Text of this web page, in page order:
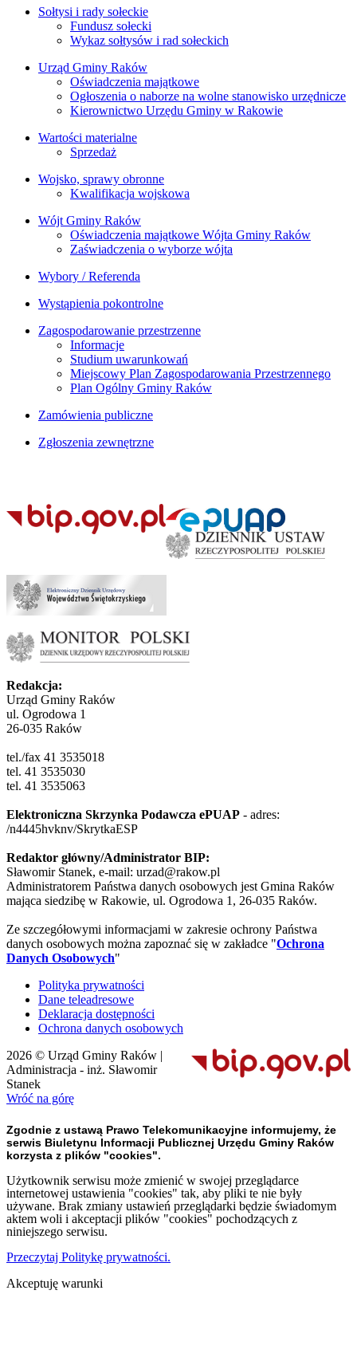
Sołtysi i rady sołeckie
Fundusz sołecki
Wykaz sołtysów i rad sołeckich
Urząd Gminy Raków
Oświadczenia majątkowe
Ogłoszenia o naborze na wolne stanowisko urzędnicze
Kierownictwo Urzędu Gminy w Rakowie
Wartości materialne
Sprzedaż
Wojsko, sprawy obronne
Kwalifikacja wojskowa
Wójt Gminy Raków
Oświadczenia majątkowe Wójta Gminy Raków
Zaświadczenia o wyborze wójta
Wybory / Referenda
Wystąpienia pokontrolne
Zagospodarowanie przestrzenne
Informacje
Studium uwarunkowań
Miejscowy Plan Zagospodarowania Przestrzennego
Plan Ogólny Gminy Raków
Zamówienia publiczne
Zgłoszenia zewnętrzne
Redakcja:
Urząd Gminy Raków
ul. Ogrodowa 1
26-035 Raków
tel./fax 41 3535018
tel. 41 3535030
tel. 41 3535063
Elektroniczna Skrzynka Podawcza ePUAP - adres:
/n4445hvknv/SkrytkaESP
Redaktor główny/Administrator BIP:
Sławomir Stanek, e-mail: urzad@rakow.pl
Administratorem Państwa danych osobowych jest Gmina Raków
mająca siedzibę w Rakowie, ul. Ogrodowa 1, 26-035 Raków.
Ze szczegółowymi informacjami w zakresie ochrony Państwa
danych osobowych można zapoznać się w zakładce "Ochrona
Danych Osobowych"
Polityka prywatności
Dane teleadresowe
Deklaracja dostępności
Ochrona danych osobowych
2026 © Urząd Gminy Raków |
Administracja - inż. Sławomir
Stanek
Wróć na górę
Zgodnie z ustawą Prawo Telekomunikacyjne informujemy, że
serwis Biuletynu Informacji Publicznej Urzędu Gminy Raków
korzysta z plików "cookies".
Użytkownik serwisu może zmienić w swojej przeglądarce
internetowej ustawienia "cookies" tak, aby pliki te nie były
używane. Brak zmiany ustawień przeglądarki będzie świadomym
aktem woli i akceptacji plików "cookies" pochodzących z
niniejszego serwisu.
Przeczytaj Politykę prywatności.
Akceptuję warunki